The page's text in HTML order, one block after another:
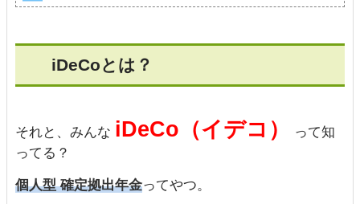
iDeCoとは？
それと、みんな iDeCo（イデコ）
って知
ってる？
個人型 確定拠出年金ってやつ。